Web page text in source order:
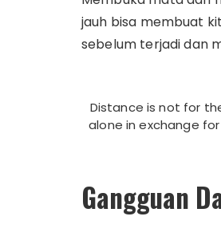
jauh bisa membuat
sebelum terjadi dan
Distance is not for
alone in exchange
Gangguan